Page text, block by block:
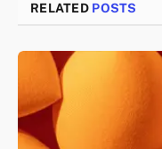
RELATED POSTS